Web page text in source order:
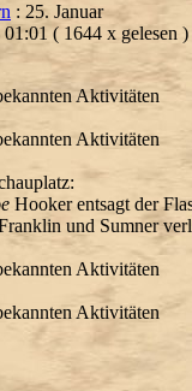
: 25. Januar
( 1644 x gelesen )
Aktivitäten
Aktivitäten
Hooker entsagt der
und Sumner
Aktivitäten
Aktivitäten